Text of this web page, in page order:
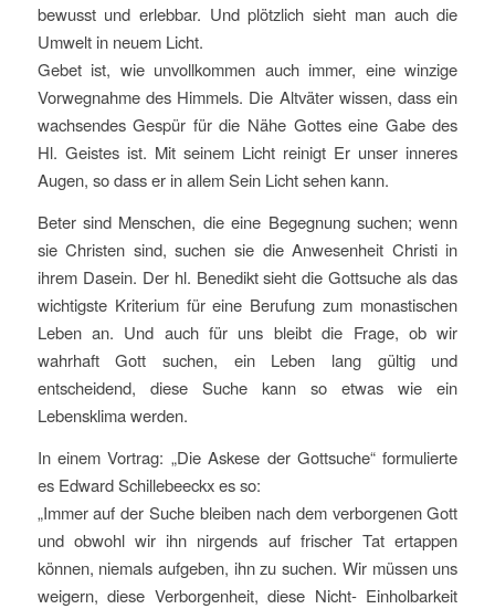
bewusst und erlebbar. Und plötzlich sieht man auch die
Umwelt in neuem Licht.
Gebet ist, wie unvollkommen auch immer, eine winzige
Vorwegnahme des Himmels. Die Altväter wissen, dass ein
wachsendes Gespür für die Nähe Gottes eine Gabe des
Hl. Geistes ist. Mit seinem Licht reinigt Er unser inneres
Augen, so dass er in allem Sein Licht sehen kann.
Beter sind Menschen, die eine Begegnung suchen; wenn
sie Christen sind, suchen sie die Anwesenheit Christi in
ihrem Dasein. Der hl. Benedikt sieht die Gottsuche als das
wichtigste Kriterium für eine Berufung zum monastischen
Leben an. Und auch für uns bleibt die Frage, ob wir
wahrhaft Gott suchen, ein Leben lang gültig und
entscheidend, diese Suche kann so etwas wie ein
Lebensklima werden.
In einem Vortrag: „Die Askese der Gottsuche“ formulierte
es Edward Schillebeeckx es so:
„Immer auf der Suche bleiben nach dem verborgenen Gott
und obwohl wir ihn nirgends auf frischer Tat ertappen
können, niemals aufgeben, ihn zu suchen. Wir müssen uns
weigern, diese Verborgenheit, diese Nicht- Einholbarkeit